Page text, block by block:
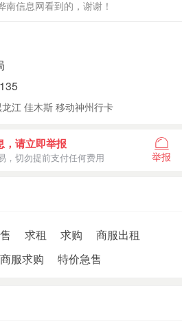
信息网看到的，谢谢！
江 佳木斯 移动神州行卡
，请立即举报
，切勿提前支付任何费用 举报
求租 求购
商服出租
商服求购 特价急售